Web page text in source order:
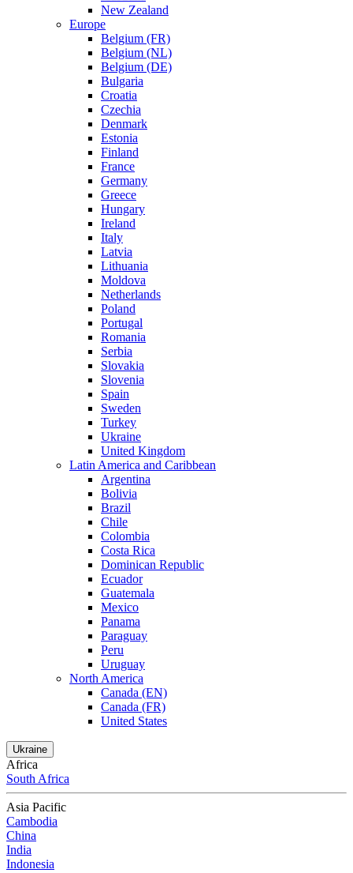
New Zealand
Europe
Belgium (FR)
Belgium (NL)
Belgium (DE)
Bulgaria
Croatia
Czechia
Denmark
Estonia
Finland
France
Germany
Greece
Hungary
Ireland
Italy
Latvia
Lithuania
Moldova
Netherlands
Poland
Portugal
Romania
Serbia
Slovakia
Slovenia
Spain
Sweden
Turkey
Ukraine
United Kingdom
Latin America and Caribbean
Argentina
Bolivia
Brazil
Chile
Colombia
Costa Rica
Dominican Republic
Ecuador
Guatemala
Mexico
Panama
Paraguay
Peru
Uruguay
North America
Canada (EN)
Canada (FR)
United States
Ukraine
Africa
South Africa
Asia Pacific
Cambodia
China
India
Indonesia